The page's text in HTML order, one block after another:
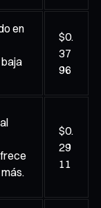
en
$0.
37
96
$0.
29
11